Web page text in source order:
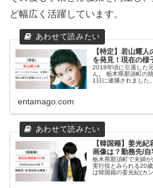
ど幅広く活躍しています。
【特定】若山耀
を発見！現在の様
2018年頃に引退した
ん。 栃木県那須町の
1日に逮捕されました
entamago.com
【韓国籍】姜光
画像は？勤務先/自
栃木県那須町で夫婦が
実行役とみられる20
は韓国籍の姜光紀(カ